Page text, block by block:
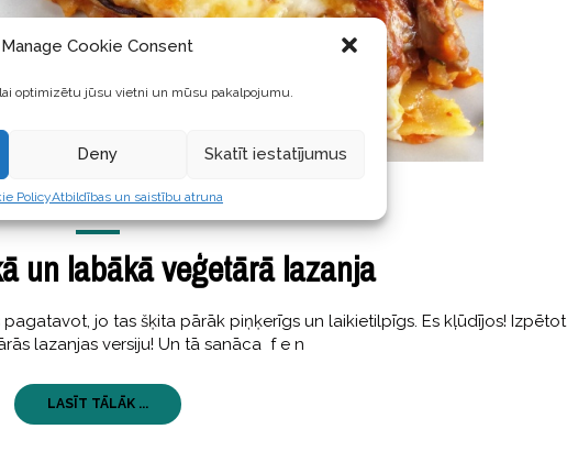
Manage Cookie Consent
optimizētu jūsu vietni un mūsu pakalpojumu.
Deny Skatīt iestatījumus
PolicyAtbildības un saistību atruna
GARŠĪGI
un labākā veģetārā lazanja
jo tas šķita pārāk piņķerīgs un laikietilpīgs. Es kļūdījos!
lazanjas versiju! Un tā sanāca f e n
LASĪT TĀLĀK ...